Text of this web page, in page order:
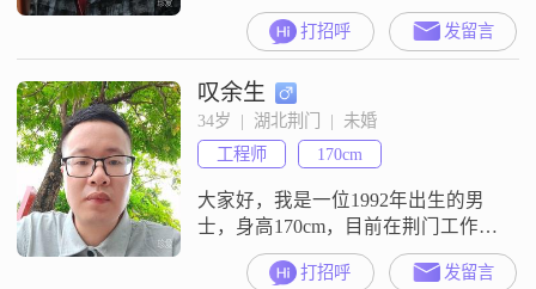
时间学习看书一部分时间打打游戏
或者出去散步找朋友##3002##喜欢
旅行见我未见之物很喜欢猫跟狗，
希望另一半也喜欢##3002##现居荆
门，自己有房无贷款在万达周边已
装修，有个十几万的代步车无贷款
##3002##比较上进，在工地做工
程，考了二建#
打招呼 发留言
叹余生
34岁  |  湖北荆门  |  未婚
工程师
170cm
大家好，我是一位1992年出生的男
士，身高170cm，目前在荆门工作，
月收入在8001到12000元之间
##3002##我拥有大学本科学历，性
打招呼 发留言